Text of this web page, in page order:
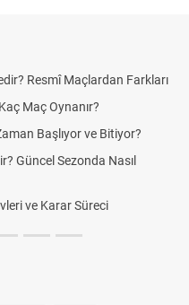
Resmî Maçlardan Farkları
Maç Oynanır?
Başlıyor ve Bitiyor?
Güncel Sezonda Nasıl
ve Karar Süreci